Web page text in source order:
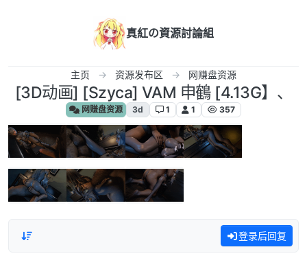
真紅の資源討論組
主页 资源发布区 网赚盘资源
[3D动画] [Szyca] VAM 申鶴 [4.13G】、
网赚盘资源 3d 1 1 357
登录后回复